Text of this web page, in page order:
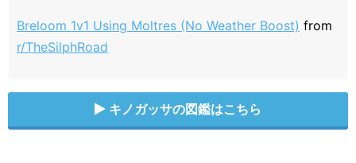
Breloom 1v1 Using Moltres (No Weather Boost) from
r/TheSilphRoad
キノガッサの図鑑はこちら